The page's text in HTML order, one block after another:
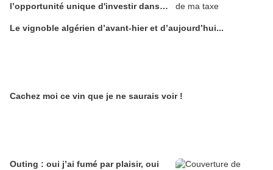
l’opportunité unique d'investir dans
Alain Edouard
Le vignoble algérien d’avant-hier et d’aujourd’hui...
Cachez moi ce vin que je ne saurais voir !
Outing : oui j’ai fumé par plaisir, oui